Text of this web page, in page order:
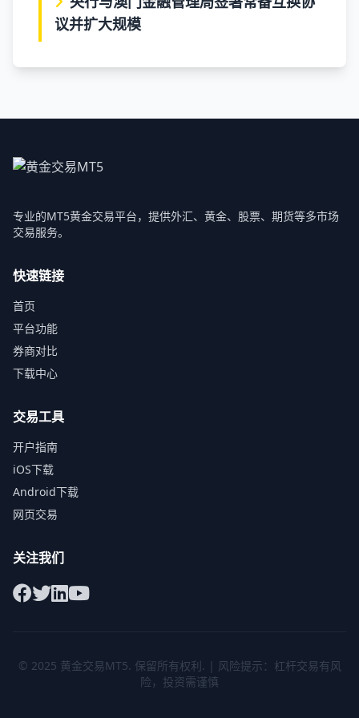
议并扩大规模
专业的MT5黄金交易平台，提供外汇、黄金、股票、期货等多市场
交易服务。
快速链接
首页
平台功能
券商对比
下载中心
交易工具
开户指南
iOS下载
Android下载
网页交易
关注我们
© 2025 黄金交易MT5. 保留所有权利. | 风险提示：杠杆交易有风
险，投资需谨慎